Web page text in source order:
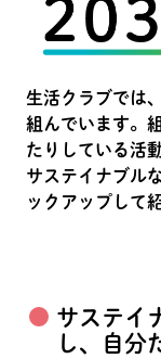
生活クラブでは
組んでいます。
たりしている活
サステイナブル
ックアップして
サステイ
し、自分